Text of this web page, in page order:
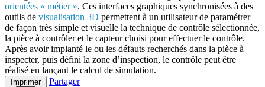
orientées « métier ». Ces interfaces graphiques synchronisées à des
outils de visualisation 3D permettent à un utilisateur de paramétrer
de façon très simple et visuelle la technique de contrôle sélectionnée,
la pièce à contrôler et le capteur choisi pour effectuer le contrôle.
Après avoir implanté le ou les défauts recherchés dans la pièce à
inspecter, puis défini la zone d’inspection, le contrôle peut être
réalisé en lançant le calcul de simulation.
Imprimer Partager